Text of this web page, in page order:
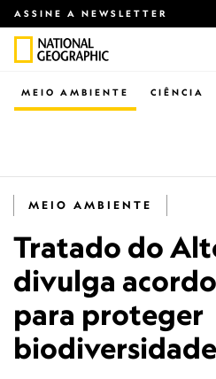
ASSINE A NEWSLETTER
CIÊNCIA
MEIO AMBIENTE
MEIO AMBIENTE
Tratado do
divulga
para proteger